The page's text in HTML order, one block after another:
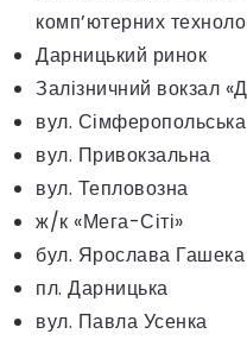
комп’ютерних
Дарницький ринок
Залізничний вокзал
вул. Сімферопольська
вул. Привокзальна
вул. Тепловозна
ж/к «Мега-Сіті»
бул. Ярослава Гашека
пл. Дарницька
вул. Павла Усенка